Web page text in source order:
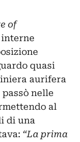
of
interne
quasi
aurifera
nelle
al
di una
“La prima